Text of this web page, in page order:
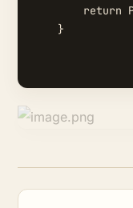
return
    }